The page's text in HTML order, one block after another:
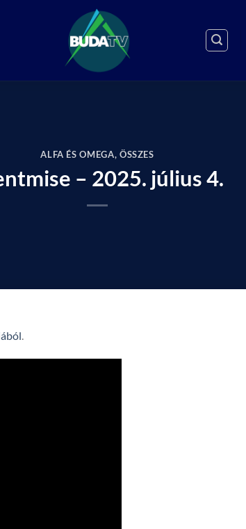
ALFA ÉS OMEGA, ÖSSZES
– 2025. július 4.
.